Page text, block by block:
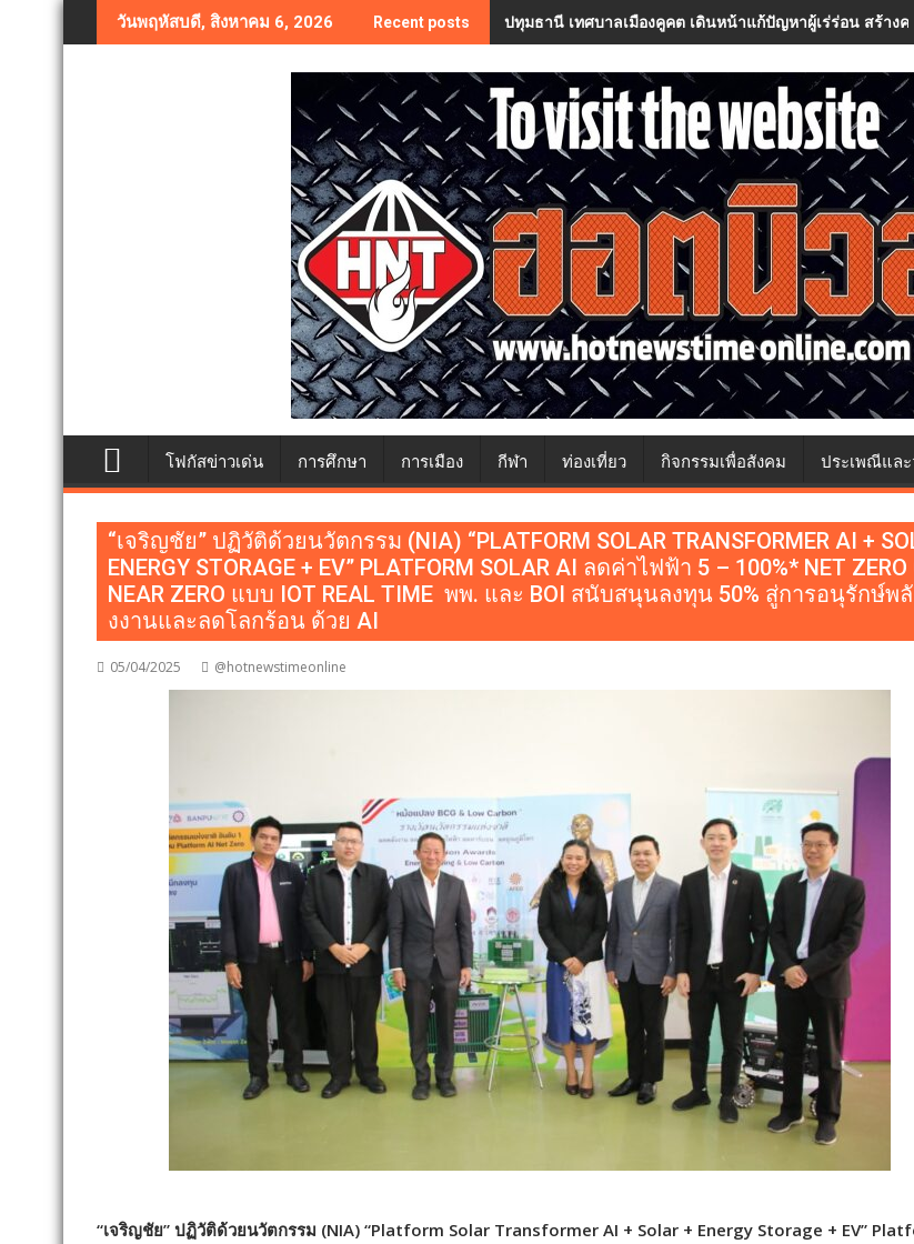
to
วันพฤหัสบดี, สิงหาคม 6, 2026 Recent posts ปทุมธานี เทศบาลเมืองคูคต เดินหน้าแก้ปัญหาผู้เร่ร่อน สร้างค
โฟกัสข่าวเด่น การศึกษา การเมือง กีฬา ท่องเที่ยว กิจกรรมเพื่อสังคม ประเพณีแล
“เจริญชัย” ปฏิวัติด้วยนวัตกรรม (NIA) “PLATFORM SOLAR TRANSFORMER AI +
ENERGY STORAGE + EV” PLATFORM SOLAR AI ลดค่าไฟฟ้า 5 – 100%* NET ZERO
NEAR ZERO แบบ IOT REAL TIME พพ. และ BOI สนับสนุนลงทุน 50% สู่การอนุรักษ์พ
งงานและลดโลกร้อน ด้วย AI
05/04/2025 @hotnewstimeonline
“เจริญชัย” ปฏิวัติด้วยนวัตกรรม (NIA) “Platform Solar Transformer AI + Solar + Energy Storage + EV”